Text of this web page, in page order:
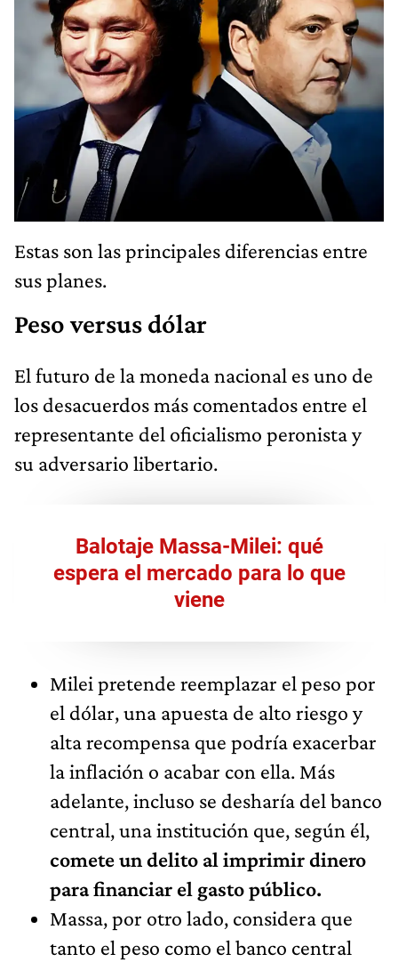
Estas son las principales diferencias entre
sus planes.
Peso versus dólar
El futuro de la moneda nacional es uno de
los desacuerdos más comentados entre el
representante del oficialismo peronista y
su adversario libertario.
Balotaje Massa-Milei: qué
espera el mercado para lo que
viene
Milei pretende reemplazar el peso por
el dólar, una apuesta de alto riesgo y
alta recompensa que podría exacerbar
la inflación o acabar con ella. Más
adelante, incluso se desharía del banco
central, una institución que, según él,
comete un delito al imprimir dinero
para financiar el gasto público.
Massa, por otro lado, considera que
tanto el peso como el banco central